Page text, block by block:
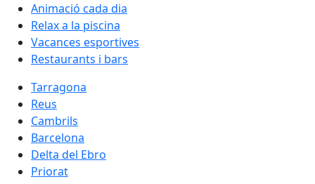
Animació cada dia
Relax a la piscina
Vacances esportives
Restaurants i bars
Tarragona
Reus
Cambrils
Barcelona
Delta del Ebro
Priorat